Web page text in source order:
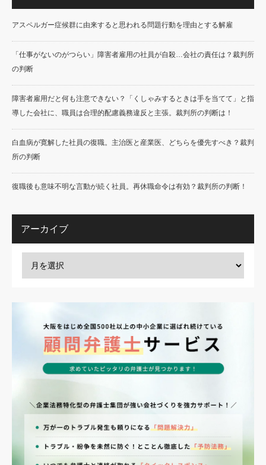
アスペルガー症候群に由来すると思われる問題行動を理由とする解雇
「仕事がないのがつらい」障害者雇用の社員が自殺…会社の責任は？裁判所
の判断
障害者雇用だと何も注意できない？「くしゃみするときは手を当てて」と指
導した会社に、職員は合理的配慮義務違反と主張。裁判所の判断は！
白血病が寛解した社員の復職。主治医と産業医、どちらを優先すべき？裁判
所の判断
復職後も意味不明な言動が続く社員。再休職命令は有効？裁判所の判断！
アーカイブ